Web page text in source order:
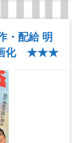
・配給 明
画化 ★★★